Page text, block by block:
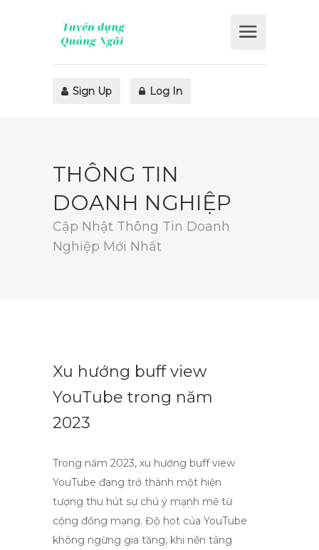
Sign Up Log In
THÔNG TIN
DOANH NGHIỆP
Cập Nhật Thông Tin Doanh
Nghiệp Mới Nhất
Xu hướng buff view
YouTube trong năm
2023
Trong năm 2023, xu hướng buff view
YouTube đang trở thành một hiện
tượng thu hút sự chú ý mạnh mẽ từ
cộng đồng mạng. Độ hot của YouTube
không ngừng gia tăng, khi nền tảng